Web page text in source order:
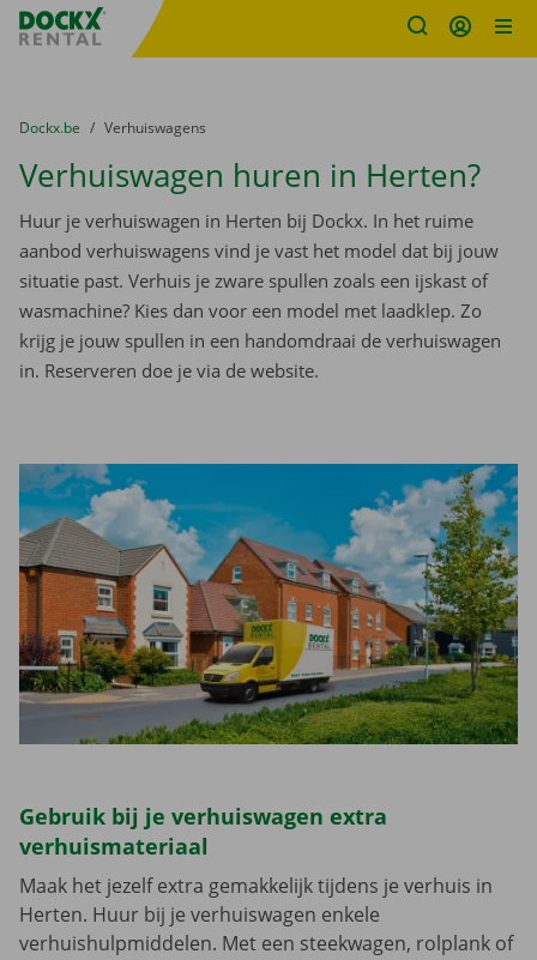
Fratello DEMO
U bevindt zich hier:
van
Dockx.be naar
Verhuiswagens
Verhuiswagen huren in Herten?
Huur je verhuiswagen in Herten bij Dockx. In het ruime
aanbod verhuiswagens vind je vast het model dat bij jouw
situatie past. Verhuis je zware spullen zoals een ijskast of
wasmachine? Kies dan voor een model met laadklep. Zo
krijg je jouw spullen in een handomdraai de verhuiswagen
in. Reserveren doe je via de website.
Gebruik bij je verhuiswagen extra
verhuismateriaal
Maak het jezelf extra gemakkelijk tijdens je verhuis in
Herten. Huur bij je verhuiswagen enkele
verhuishulpmiddelen. Met een steekwagen, rolplank of